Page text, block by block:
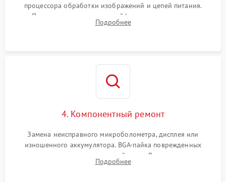
процессора обработки изображений и цепей питания.
Проверка целостности шлейфов, модуля памяти и
интерфейсов связи. Выявление сгоревших SMD-компонентов
Подробнее
4. Компонентный ремонт
Замена неисправного микроболометра, дисплея или
изношенного аккумулятора. BGA-пайка поврежденных
контроллеров на материнской плате. Восстановление
разъемов и кнопок, замена поврежденных элементов
Подробнее